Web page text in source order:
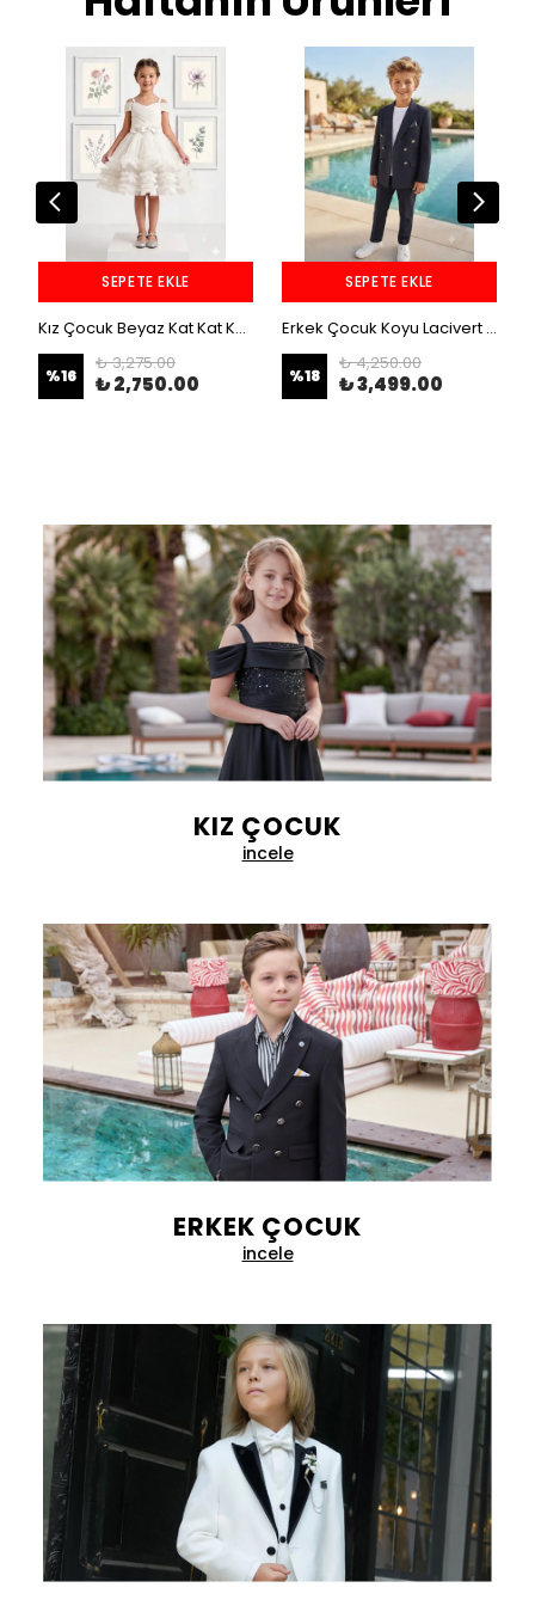
SEPETE EKLE
Kız Çocuk Beyaz Kat Kat Kuyruklu 3-12 Yaş Midi Boy Tütü Abiye
%16
₺ 3,275.00
₺ 2,750.00
SEPETE EKLE
Erkek Çocuk Koyu Lacivert Çizgili 5-14 Yaş 3 Parça Kruvaze Takım Elbise
%18
₺ 4,250.00
₺ 3,499.00
KIZ ÇOCUK
incele
ERKEK ÇOCUK
incele